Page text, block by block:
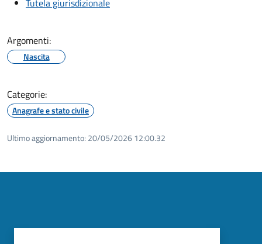
Argomenti:
Nascita
Categorie:
Anagrafe e stato civile
Ultimo aggiornamento: 20/05/2026 12:00.32